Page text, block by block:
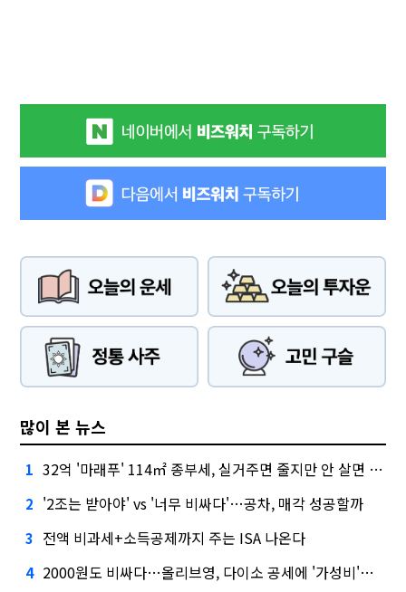
많이 본 뉴스
1 32억 '마래푸' 114㎡ 종부세, 실거주면 줄지만 안 살면 2.5배
2 '2조는 받아야' vs '너무 비싸다'…공차, 매각 성공할까
3 전액 비과세+소득공제까지 주는 ISA 나온다
4 2000원도 비싸다…올리브영, 다이소 공세에 '가성비'로 맞불